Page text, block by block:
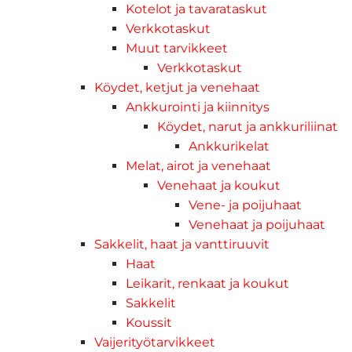
Kotelot ja tavarataskut
Verkkotaskut
Muut tarvikkeet
Verkkotaskut
Köydet, ketjut ja venehaat
Ankkurointi ja kiinnitys
Köydet, narut ja ankkuriliinat
Ankkurikelat
Melat, airot ja venehaat
Venehaat ja koukut
Vene- ja poijuhaat
Venehaat ja poijuhaat
Sakkelit, haat ja vanttiruuvit
Haat
Leikarit, renkaat ja koukut
Sakkelit
Koussit
Vaijerityötarvikkeet